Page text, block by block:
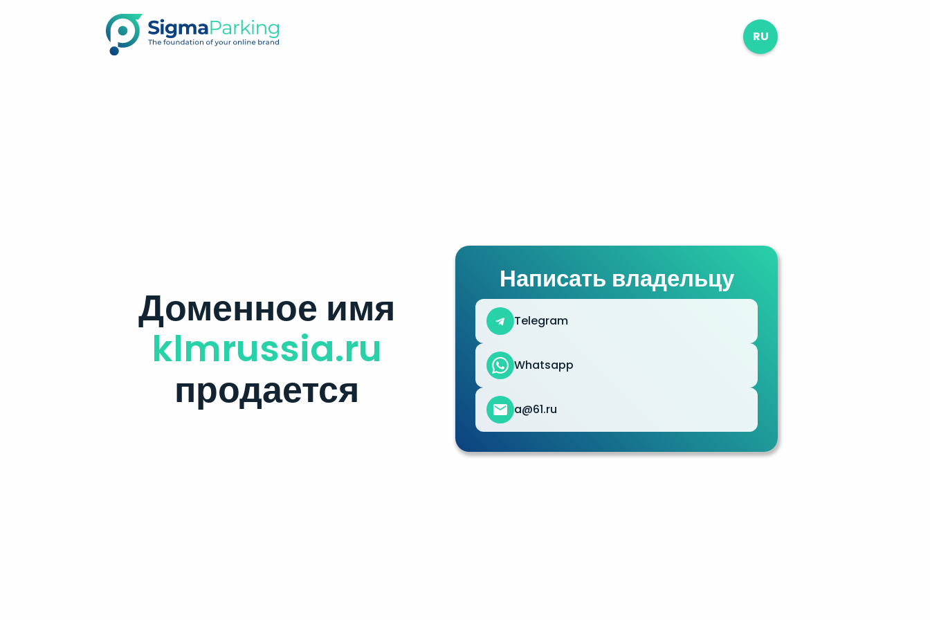
RU
Доменное имя
klmrussia.ru
продается
Написать владельцу
Telegram
Whatsapp
a@61.ru